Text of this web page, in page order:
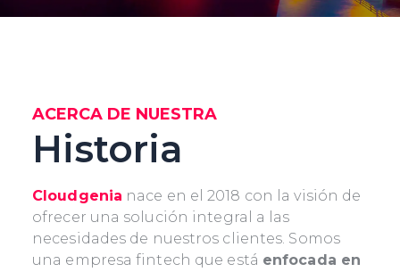
ACERCA DE NUESTRA
Historia
Cloudgenia nace en el 2018 con la visión de
ofrecer una solución integral a las
necesidades de nuestros clientes. Somos
una empresa fintech que está enfocada en